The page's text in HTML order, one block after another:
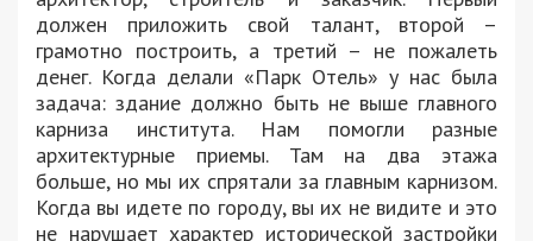
должен приложить свой талант, второй –
грамотно построить, а третий – не пожалеть
денег. Когда делали «Парк Отель» у нас была
задача: здание должно быть не выше главного
карниза института. Нам помогли разные
архитектурные приемы. Там на два этажа
больше, но мы их спрятали за главным карнизом.
Когда вы идете по городу, вы их не видите и это
не нарушает характер исторической застройки